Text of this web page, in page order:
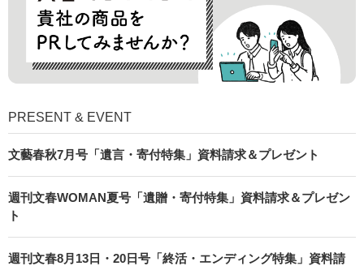
PRESENT & EVENT
文藝春秋7月号「遺言・寄付特集」資料請求＆プレゼント
週刊文春WOMAN夏号「遺贈・寄付特集」資料請求＆プレゼン
ト
週刊文春8月13日・20日号「終活・エンディング特集」資料請